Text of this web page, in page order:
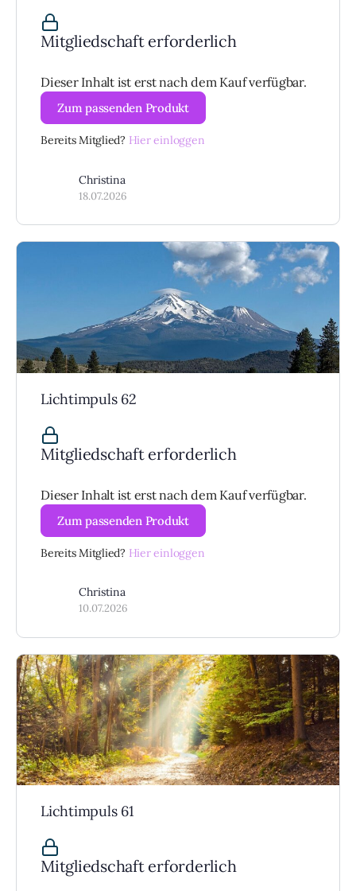
Mitgliedschaft erforderlich
Dieser Inhalt ist erst nach dem Kauf verfügbar.
Zum passenden Produkt
Bereits Mitglied? Hier einloggen
Christina
18.07.2026
Lichtimpuls 62
Mitgliedschaft erforderlich
Dieser Inhalt ist erst nach dem Kauf verfügbar.
Zum passenden Produkt
Bereits Mitglied? Hier einloggen
Christina
10.07.2026
Lichtimpuls 61
Mitgliedschaft erforderlich